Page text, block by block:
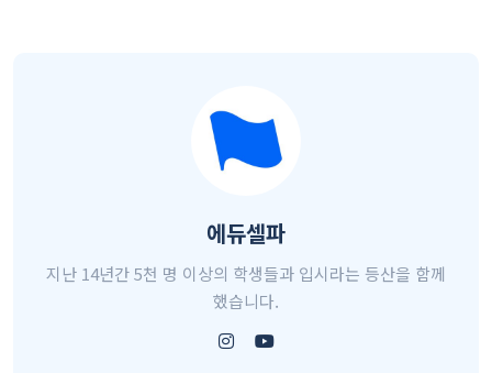
에듀셀파
지난 14년간 5천 명 이상의 학생들과 입시라는 등산을 함께
했습니다.